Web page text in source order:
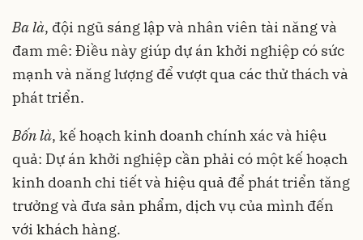
Ba là, đội ngũ sáng lập và nhân viên tài năng và
đam mê: Điều này giúp dự án khởi nghiệp có sức
mạnh và năng lượng để vượt qua các thử thách và
phát triển.
Bốn là, kế hoạch kinh doanh chính xác và hiệu
quả: Dự án khởi nghiệp cần phải có một kế hoạch
kinh doanh chi tiết và hiệu quả để phát triển tăng
trưởng và đưa sản phẩm, dịch vụ của mình đến
với khách hàng.